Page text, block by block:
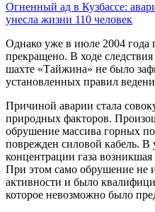
Огненный ад в Кузбассе:
унесла жизни 110 человек
Однако уже в июле 2004 года
прекращено. В ходе
шахте «Тайжина» не было
установленных правил
Причиной аварии стала
природных факторов.
обрушение массива горных
поврежден силовой кабель. В
концентрации газа
При этом само обрушение не
активности и было
которое невозможно было